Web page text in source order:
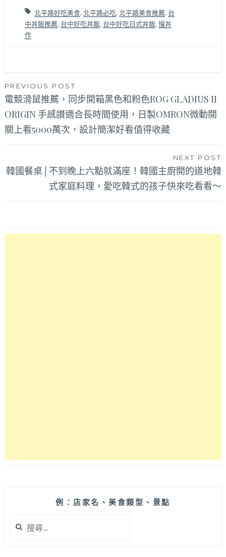
北平路好吃美食, 北平路必吃, 北平路美食推薦, 台
中丼飯推薦, 台中好吃丼飯 台中好吃日式丼飯 慢丼
作
文
章
導
PREVIOUS POST
電競滑鼠推薦，同步開箱黑色和粉色ROG GLADIUS II
ORIGIN 手感讃適合長時間使用，日製OMRON微動開
關上看5000萬次，設計簡潔好看值得收藏
NEXT POST
韓國餐桌│不到晚上六點就滿座！韓國主廚開的道地韓
式家庭料理，愛吃韓式的孩子快來吃看看～
例：店家名、美食類型、景點
尋